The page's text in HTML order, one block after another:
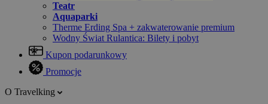
Teatr
Aquaparki
Therme Erding Spa + zakwaterowanie premium
Wodny Świat Rulantica: Bilety i pobyt
Kupon podarunkowy
Promocje
O Travelking